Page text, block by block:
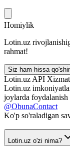
Homiylik
Lotin.uz
rahmat!
Siz ham hissa
Lotin.uz API
Lotin.uz
joylarda
@ObunaContact
Ko'p so'raladigan
Lotin.uz o'zi nima?